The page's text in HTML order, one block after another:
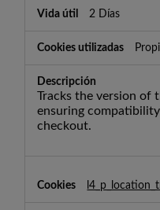
2 Días
Tracks the version of
ensuring
checkout.